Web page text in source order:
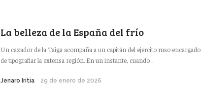
La belleza de la España del frío
Un cazador de la Taiga acompaña a un capitán del ejercito ruso encargado
de tipografiar la extensa región. En un instante, cuando ...
Jenaro Iritia 29 de enero de 2026